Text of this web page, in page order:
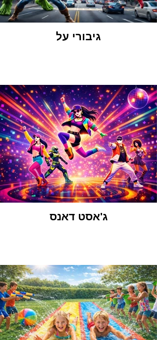
גיבורי על
ג'אסט דאנס